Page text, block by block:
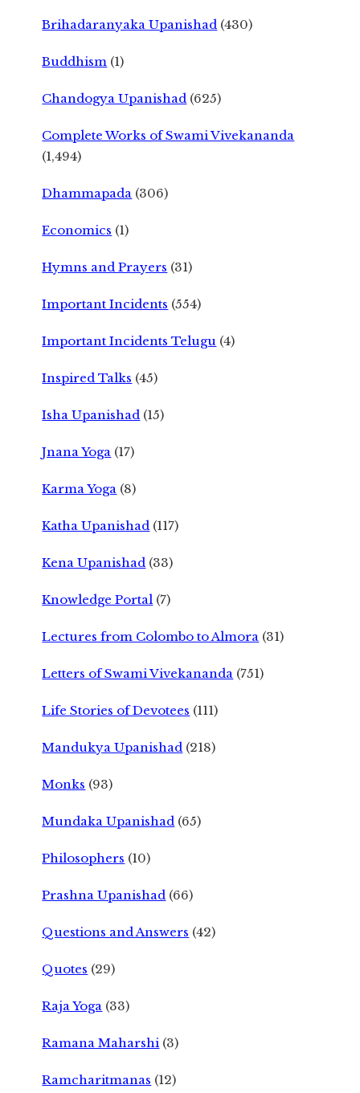
Brihadaranyaka Upanishad (430)
Buddhism (1)
Chandogya Upanishad (625)
Complete Works of Swami Vivekananda
(1,494)
Dhammapada (306)
Economics (1)
Hymns and Prayers (31)
Important Incidents (554)
Important Incidents Telugu (4)
Inspired Talks (45)
Isha Upanishad (15)
Jnana Yoga (17)
Karma Yoga (8)
Katha Upanishad (117)
Kena Upanishad (33)
Knowledge Portal (7)
Lectures from Colombo to Almora (31)
Letters of Swami Vivekananda (751)
Life Stories of Devotees (111)
Mandukya Upanishad (218)
Monks (93)
Mundaka Upanishad (65)
Philosophers (10)
Prashna Upanishad (66)
Questions and Answers (42)
Quotes (29)
Raja Yoga (33)
Ramana Maharshi (3)
Ramcharitmanas (12)